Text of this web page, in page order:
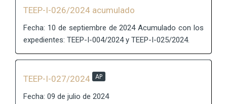
TEEP-I-026/2024 acumulado
Fecha: 10 de septiembre de 2024 Acumulado con los
expedientes: TEEP-I-004/2024 y TEEP-I-025/2024.
TEEP-I-027/2024 AP
Fecha: 09 de julio de 2024